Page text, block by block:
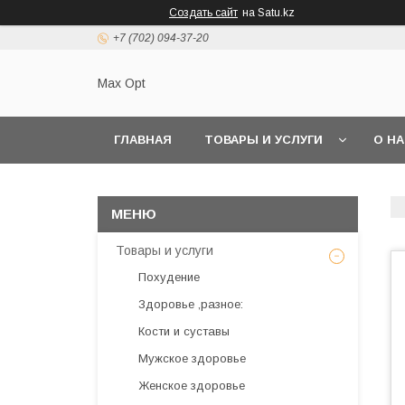
Создать сайт на Satu.kz
+7 (702) 094-37-20
Max Opt
ГЛАВНАЯ ТОВАРЫ И УСЛУГИ О
Товары и услуги
Похудение
Здоровье ,разное:
Кости и суставы
Мужское здоровье
Женское здоровье